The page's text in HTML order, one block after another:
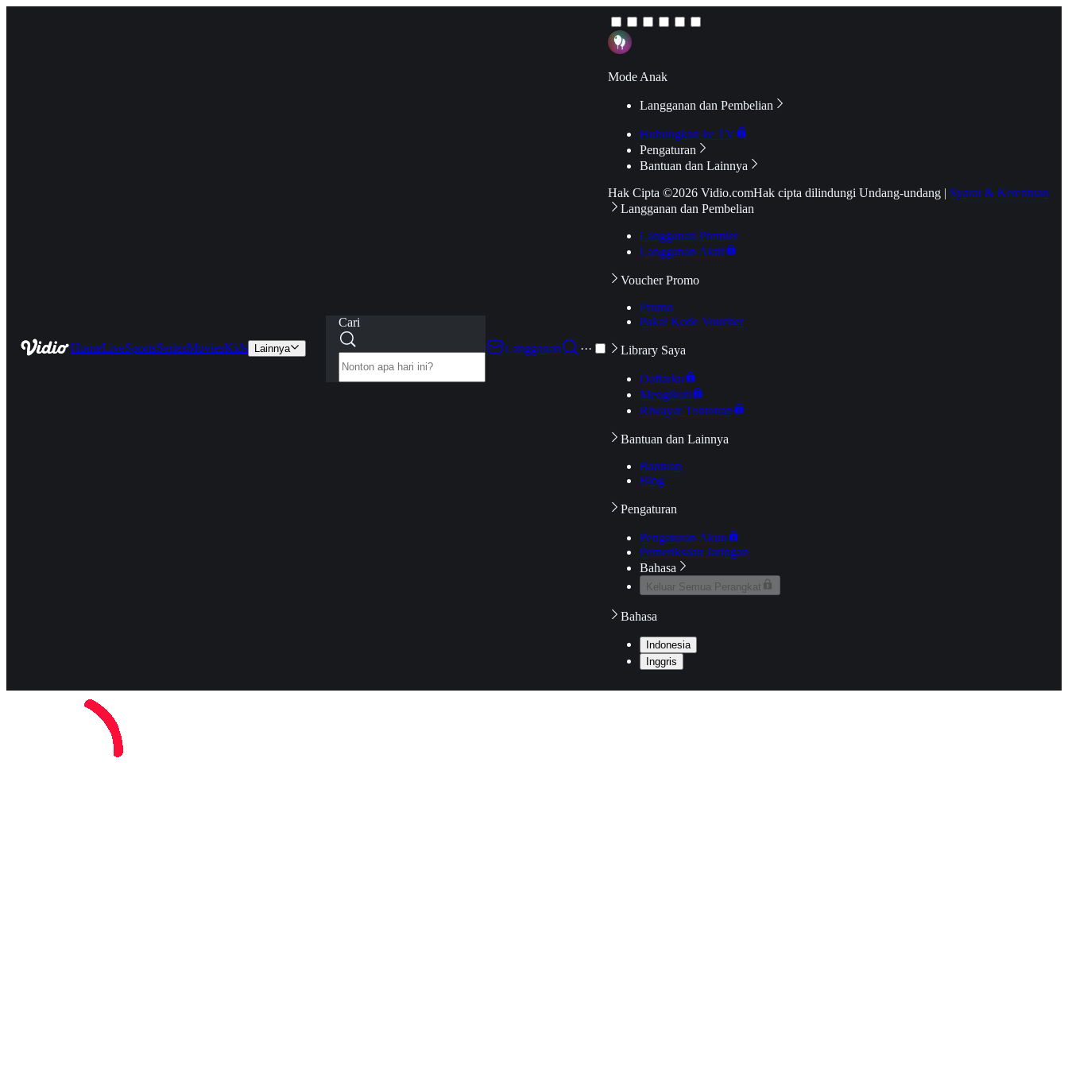
HomeLiveSportsSeriesMoviesKids Lainnya
Cari
Langganan
···
Mode Anak
Langganan dan Pembelian
Hubungkan ke TV
Pengaturan
Bantuan dan Lainnya
Hak Cipta ©2026 Vidio.comHak cipta dilindungi Undang-undang | Syarat & Ketentuan
Langganan dan Pembelian
Langganan Premier
Langganan Aktif
Voucher Promo
Promo
Pakai Kode Voucher
Library Saya
Daftarku
Mengikuti
Riwayat Tontonan
Bantuan dan Lainnya
Bantuan
Blog
Pengaturan
Pengaturan Akun
Pemeriksaan Jaringan
Bahasa
Keluar Semua Perangkat
Bahasa
Indonesia
Inggris